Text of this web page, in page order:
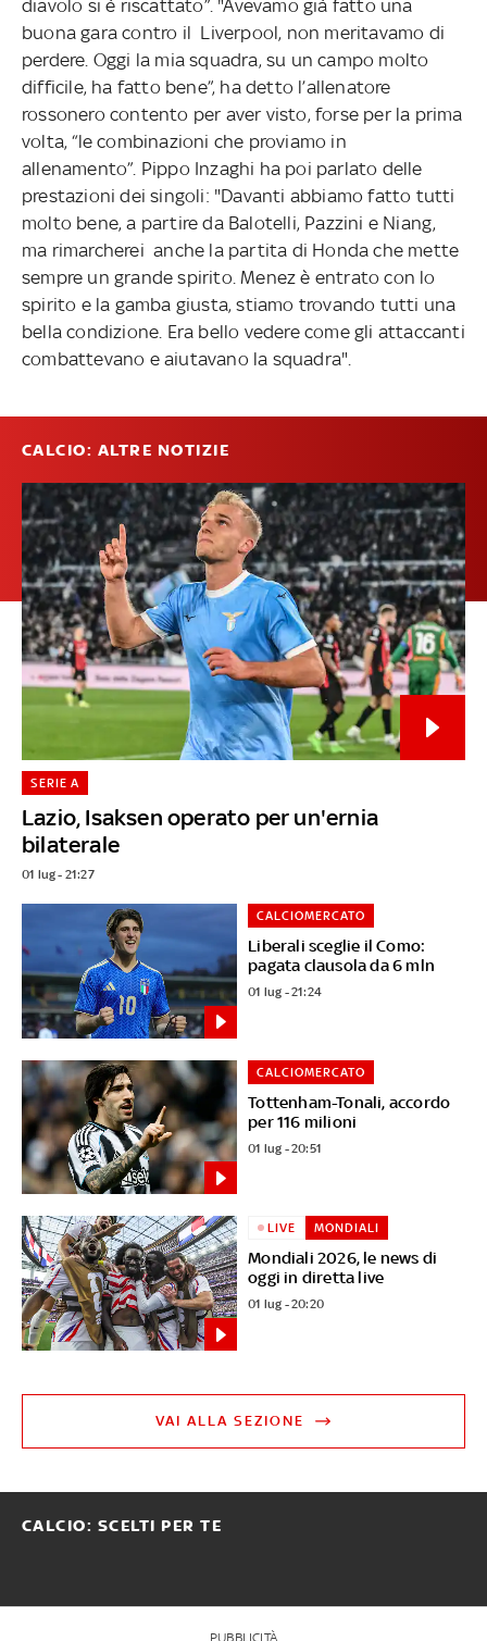
diavolo si è riscattato”. "Avevamo già fatto una
buona gara contro il Liverpool, non meritavamo di
perdere. Oggi la mia squadra, su un campo molto
difficile, ha fatto bene”, ha detto l’allenatore
rossonero contento per aver visto, forse per la prima
volta, “le combinazioni che proviamo in
allenamento”. Pippo Inzaghi ha poi parlato delle
prestazioni dei singoli: "Davanti abbiamo fatto tutti
molto bene, a partire da Balotelli, Pazzini e Niang,
ma rimarcherei anche la partita di Honda che mette
sempre un grande spirito. Menez è entrato con lo
spirito e la gamba giusta, stiamo trovando tutti una
bella condizione. Era bello vedere come gli attaccanti
combattevano e aiutavano la squadra".
CALCIO: ALTRE NOTIZIE
Lazio, Isaksen operato per un'ernia
bilaterale
SERIE A
01 lug - 21:27
Liberali sceglie il Como:
pagata clausola da 6 mln
CALCIOMERCATO
01 lug - 21:24
Tottenham-Tonali, accordo
per 116 milioni
CALCIOMERCATO
01 lug - 20:51
Mondiali 2026, le news di
oggi in diretta live
LIVE MONDIALI
01 lug - 20:20
VAI ALLA SEZIONE
CALCIO: SCELTI PER TE